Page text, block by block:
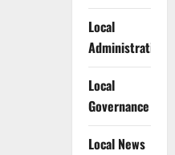
Local
Administration
Local
Governance
Local News